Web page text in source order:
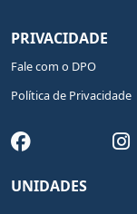
PRIVACIDADE
Fale com o DPO
Política de Privacidade
UNIDADES